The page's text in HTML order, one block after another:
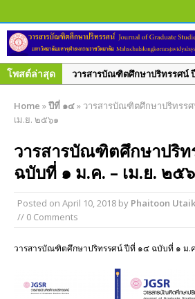
โพสต์ล่าสุด
วารสารบัณฑิตศึกษาปริทรรศน์
วารสารบัณฑิตศึกษาปริทรรศน์
วารสารบัณฑิตศึกษาปริทรรศน์ ใ
๑๕ ฉบับที่ ๑ มกราคม-เมษายน ๖
๒๕๖๒
๒๕๖๑
วารสารบัณฑิตศึกษาปริทรรศน์
มิ.ย. – ก.ย. ๒๕๖๑
Home »ปีที่ ๑๔» วารสารบัณฑิตศึกษาปริทรร
เม.ย. ๒๕๖๑
วารสารบัณฑิตศึกษาปริ
ฉบับที่ ๑ ม.ค. – เม.ย. ๒๕
Posted on April 10, 2018 by Phaitoon
// 0 Comments
วารสารบัณฑิตศึกษาปริทรรศน์ ปีที่ ๑๔ ฉบับที่ ๑ ม.